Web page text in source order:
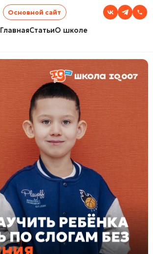
ГлавнаяСтатьиО школе
Основной сайт